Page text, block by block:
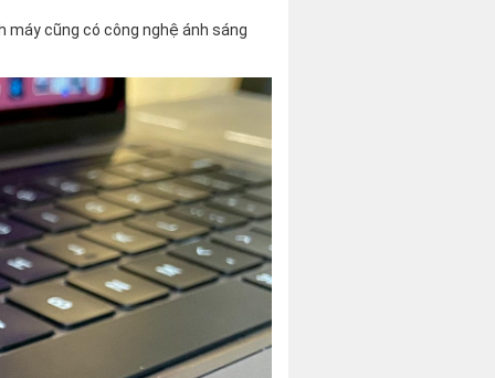
máy cũng có công nghệ ánh sáng